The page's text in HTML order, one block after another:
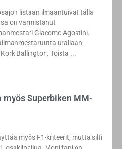
listaan ilmaantuivat tällä
on varmistanut
Giacomo Agostini.
urallaan
Ballington. Toista
myös Superbiken MM-
myös F1-kriteerit, mutta silti